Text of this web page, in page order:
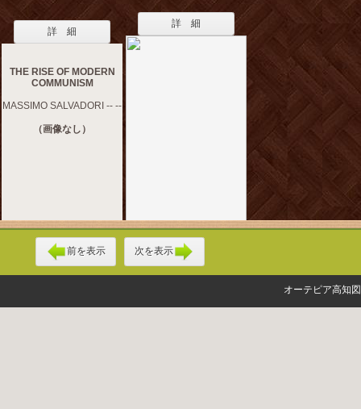
詳 細
THE RISE OF MODERN
COMMUNISM
MASSIMO SALVADORI -- --
（画像なし）
詳 細
前を表示 次を表示
オーテピア高知